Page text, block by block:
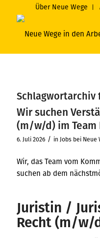
Über Neue Wege
Schlagwortarchiv
Wir suchen
(m/w/d) im Team
6. Juli 2026 / in Jobs bei Neue
Wir, das Team vom
suchen ab dem
Juristin /
Recht (m/w/